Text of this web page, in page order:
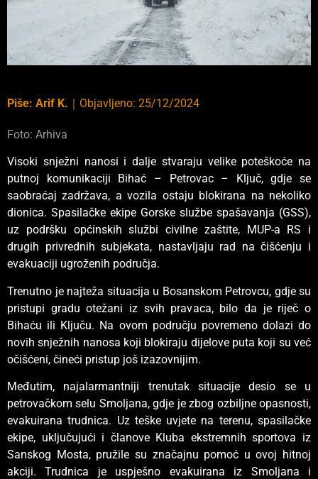
Piše: Arif K. ｜ Objavljeno: 25/12/2024
Foto: Arhiva
Visoki snježni nanosi i dalje stvaraju velike poteškoće na
putnoj komunikaciji Bihać – Petrovac – Ključ, gdje se
saobraćaj zadržava, a vozila ostaju blokirana na nekoliko
dionica. Spasilačke ekipe Gorske službe spašavanja (GSS),
uz podršku općinskih službi civilne zaštite, MUP-a RS i
drugih privrednih subjekata, nastavljaju rad na čišćenju i
evakuaciji ugroženih područja.
Trenutno je najteža situacija u Bosanskom Petrovcu, gdje su
pristupi gradu otežani iz svih pravaca, bilo da je riječ o
Bihaću ili Ključu. Na ovom području povremeno dolazi do
novih snježnih nanosa koji blokiraju dijelove puta koji su već
očišćeni, čineći pristup još izazovnijim.
Međutim, najalarmantniji trenutak situacije desio se u
petrovačkom selu Smoljana, gdje je zbog ozbiljne opasnosti,
evakuirana trudnica. Uz teške uvjete na terenu, spasilačke
ekipe, uključujući i članove Kluba ekstremnih sportova iz
Sanskog Mosta, pružile su značajnu pomoć u ovoj hitnoj
akciji. Trudnica je uspješno evakuirana iz Smoljana i